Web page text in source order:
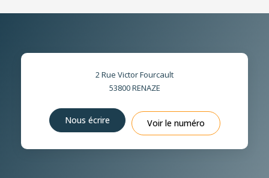
2 Rue Victor Fourcault
53800RENAZE
Nous écrire Voir le numéro